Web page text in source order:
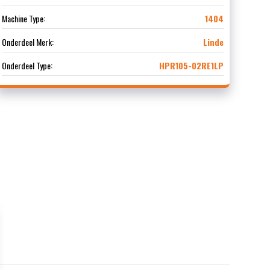
Machine Type:
1404
Onderdeel Merk:
Linde
Onderdeel Type:
HPR105-02RE1LP